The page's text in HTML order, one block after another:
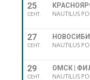
25
СЕНТ. NAUTILUS
27
СЕНТ. NAUTILUS
29
СЕНТ.
ОМСК |
NAUTILUS